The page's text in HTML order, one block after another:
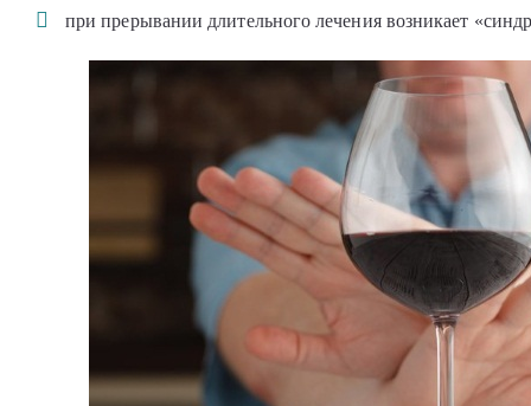
при прерывании длительного лечения возникает